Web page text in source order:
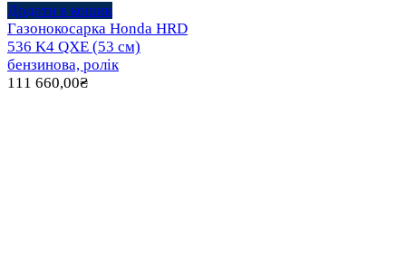
Додати в кошик
Газонокосарка Honda HRD
536 K4 QXE (53 см)
бензинова, ролік
111 660,00₴